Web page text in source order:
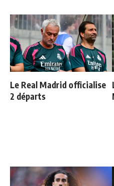
Le Real Madrid officialise
2 départs